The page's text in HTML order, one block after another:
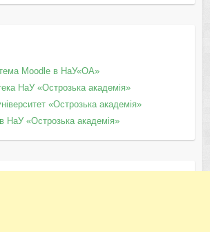
Moodle в НаУ«ОА»
НаУ «Острозька академія»
«Острозька академія»
НаУ «Острозька академія»